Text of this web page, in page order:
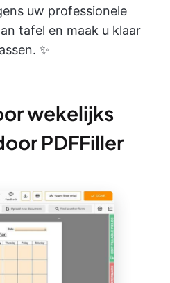
uw professionele
tafel en maak u klaar
✨
wekelijks
PDFFiller